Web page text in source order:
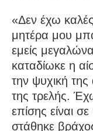
«Δεν έχω
μητέρα μου
εμείς
καταδίωκε η
την ψυχική
της τρελής.
επίσης είναι
στάθηκε